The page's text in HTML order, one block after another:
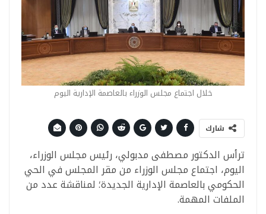
خلال اجتماع مجلس الوزراء بالعاصمة الإدارية اليوم
شارك
ترأس الدكتور مصطفى مدبولي، رئيس مجلس الوزراء،
اليوم، اجتماع مجلس الوزراء من مقر المجلس في الحي
الحكومي بالعاصمة الإدارية الجديدة؛ لمناقشة عدد من
الملفات المهمة.